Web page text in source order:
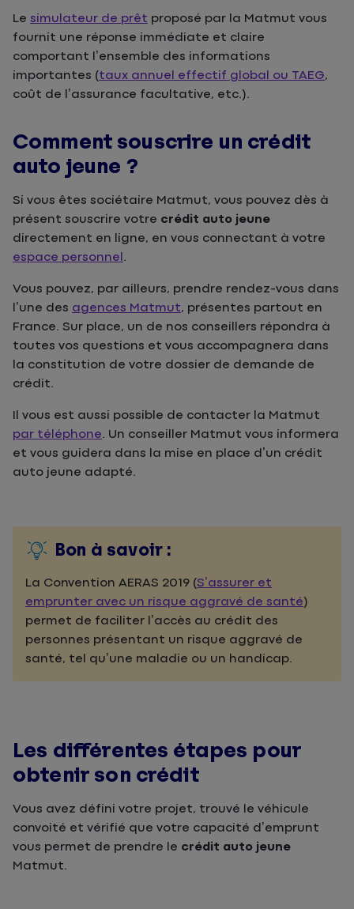
Le simulateur de prêt proposé par la Matmut vous
fournit une réponse immédiate et claire
comportant l’ensemble des informations
importantes (taux annuel effectif global ou TAEG,
coût de l’assurance facultative, etc.).
Comment souscrire un crédit
auto jeune ?
Si vous êtes sociétaire Matmut, vous pouvez dès à
présent souscrire votre crédit auto jeune
directement en ligne, en vous connectant à votre
espace personnel .
Vous pouvez, par ailleurs, prendre rendez-vous dans
l’une des agences Matmut, présentes partout en
France. Sur place, un de nos conseillers répondra à
toutes vos questions et vous accompagnera dans
la constitution de votre dossier de demande de
crédit.
Il vous est aussi possible de contacter la Matmut
par téléphone. Un conseiller Matmut vous informera
et vous guidera dans la mise en place d’un crédit
auto jeune adapté.
Bon à savoir :
La Convention AERAS 2019 (S’assurer et
emprunter avec un risque aggravé de santé)
permet de faciliter l’accès au crédit des
personnes présentant un risque aggravé de
santé, tel qu’une maladie ou un handicap.
Les différentes étapes pour
obtenir son crédit
Vous avez défini votre projet, trouvé le véhicule
convoité et vérifié que votre capacité d’emprunt
vous permet de prendre le crédit auto jeune
Matmut.